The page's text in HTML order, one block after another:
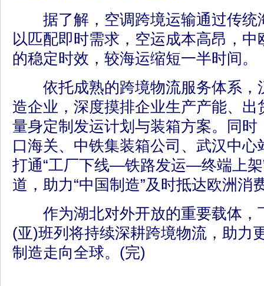
据了解，空调跨境运输通过传统
以匹配即时需求，空运成本高昂，中
的稳定时效，较海运缩短一半时间。
依托成熟的跨境物流服务体系，
造企业，深度摸排企业生产产能、出
量身定制发运计划与装箱方案。同时
口海关、中铁集装箱公司、武汉中
打通“工厂下线—铁路发运—终端上架
道，助力“中国制造”及时抵达欧洲消
作为湖北对外开放的重要载体，
(亚)班列将持续深耕跨境物流，助力
制造走向全球。(完)